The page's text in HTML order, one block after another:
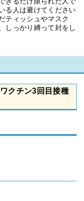
る人は避けてください
ティッシュやマスク
しっかり縛って封をし
クチン3回目接種